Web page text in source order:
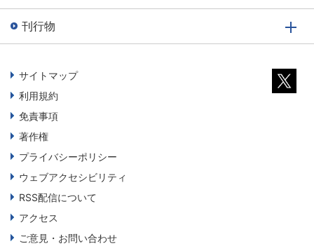
刊行物
サイトマップ
利用規約
免責事項
著作権
プライバシーポリシー
ウェブアクセシビリティ
RSS配信について
アクセス
ご意見・お問い合わせ